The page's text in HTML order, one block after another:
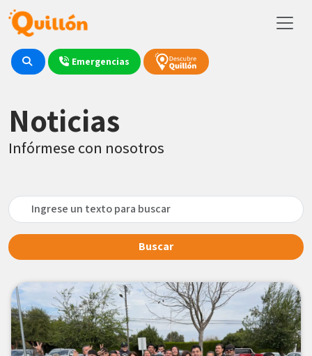
Emergencias
Noticias
Infórmese con nosotros
Buscar